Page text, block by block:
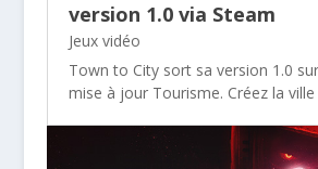
version 1.0 via Steam
Jeux vidéo
Town to City sort sa version 1.0
mise à jour Tourisme. Créez la